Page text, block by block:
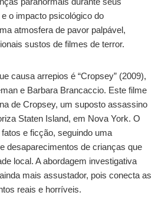
o impacto psicológico do
atmosfera de pavor palpável,
sustos de filmes de terror.
causa arrepios é “Cropsey” (2009),
e Barbara Brancaccio. Este filme
de Cropsey, um suposto assassino
Staten Island, em Nova York. O
e ficção, seguindo uma
desaparecimentos de crianças que
local. A abordagem investigativa
mais assustador, pois conecta as
reais e horríveis.